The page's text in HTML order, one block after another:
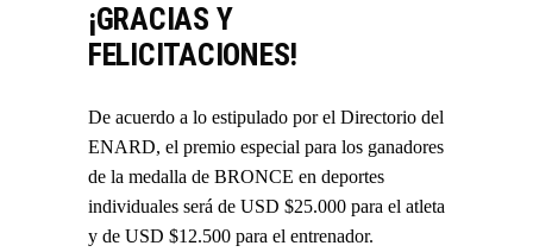
¡GRACIAS Y
FELICITACIONES!
De acuerdo a lo estipulado por el Directorio del
ENARD, el premio especial para los ganadores
de la medalla de BRONCE en deportes
individuales será de USD $25.000 para el atleta
y de USD $12.500 para el entrenador.